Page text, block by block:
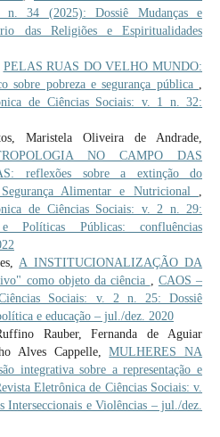
n. 34 (2025): Dossiê Mudanças e
das Religiões e Espiritualidades
PELAS RUAS DO VELHO MUNDO:
sobre pobreza e segurança pública
de Ciências Sociais: v. 1 n. 32:
Maristela Oliveira de Andrade,
NO CAMPO DAS
reflexões sobre a extinção do
Alimentar e Nutricional
de Ciências Sociais: v. 2 n. 29:
Políticas Públicas: confluências
A INSTITUCIONALIZAÇÃO DA
como objeto da ciência
CAOS –
Sociais: v. 2 n. 25: Dossiê
e educação – jul./dez. 2020
Rauber, Fernanda de Aguiar
Alves Cappelle,MULHERES NA
integrativa sobre a representação e
Eletrônica de Ciências Sociais: v.
Interseccionais e Violências – jul./dez.